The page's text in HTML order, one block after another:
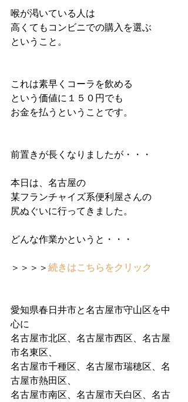
喉が渇いている人は
高くてもコンビニでの購入を選ぶ
ということ。
これは素早くコーラを飲める
という価値に１５０円でも
お金を払うということです。
前置きが長くなりましたが・・・
本日は、名古屋の
某フランチャイズ系便利屋さんの
尻ぬぐいに行ってきました。
どんな作業かというと・・・
＞＞＞＞ 続きはこちらをクリック
愛知県春日井市と名古屋市守山区を中
心に
名古屋市北区、名古屋市西区、名古屋
市名東区、
名古屋市千種区、名古屋市瑞穂区、名
古屋市熱田区、
名古屋市南区、名古屋市天白区、名古